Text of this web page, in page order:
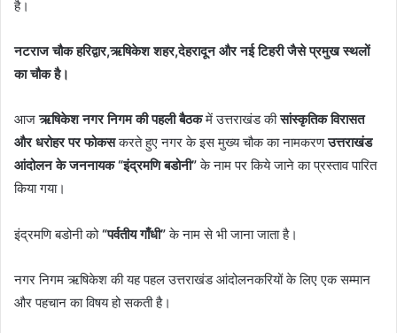
है।
नटराज चौक हरिद्वार,ऋषिकेश शहर,देहरादून और नई टिहरी जैसे प्रमुख स्थलों
का चौक है।
आजऋषिकेश नगर निगम की पहली बैठकमें उत्तराखंड कीसांस्कृतिक विरासत
और धरोहर पर फोकसकरते हुए नगर के इस मुख्य चौक का नामकरणउत्तराखंड
आंदोलन के जननायक “इंद्रमणि बडोनी”के नाम पर किये जाने का प्रस्ताव पारित
किया गया।
इंद्रमणि बडोनी को“पर्वतीय गाँधी”के नाम से भी जाना जाता है।
नगर निगम ऋषिकेश की यह पहल उत्तराखंड आंदोलनकरियों के लिए एक सम्मान
और पहचान का विषय हो सकती है।